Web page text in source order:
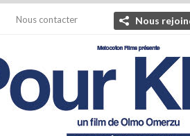
Nous contacter Nous